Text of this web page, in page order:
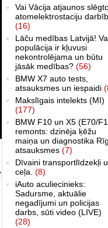
Vai Vācija atjaunos
atomelektrostaciju
(16)
Lāču medības Latvijā!
populācija ir kļuvusi
nekontrolējama un būtu
jāsāk medības? (56)
BMW X7 auto tests,
atsauksmes un iespaidi
Makslīgais intelekts (MI)
(177)
BMW F10 un X5 (E70/
remonts: dzinēja ķēžu
maiņa un diagnostika
atsauksmes (7)
Dīvaini transportlīdzekļi
ceļa. (8)
iAuto aculiecinieks:
Sadursme, aktuālie
negadījumi un policijas
darbs, sūti video (LIVE)
(28)